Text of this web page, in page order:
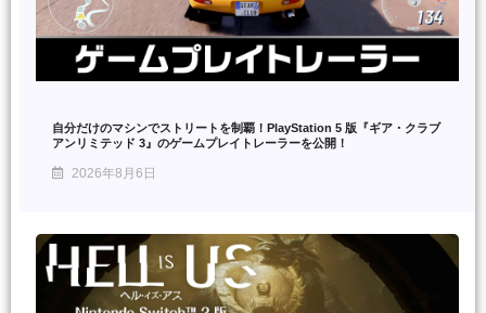
自分だけのマシンでストリートを制覇！PlayStation 5 版『ギア・クラブ
アンリミテッド 3』のゲームプレイトレーラーを公開！
2026年8月6日